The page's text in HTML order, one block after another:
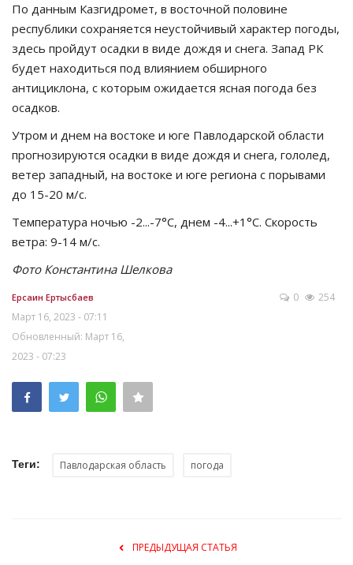
Язык
Қазақша Русский
По данным Казгидромет, в восточной половине
республики сохраняется неустойчивый характер погоды,
здесь пройдут осадки в виде дождя и снега. Запад РК
будет находиться под влиянием обширного
антициклона, с которым ожидается ясная погода без
осадков.
Утром и днем на востоке и юге Павлодарской области
прогнозируются осадки в виде дождя и снега, гололед,
ветер западный, на востоке и юге региона с порывами
до 15-20 м/с.
Температура ночью -2...-7°C, днем -4...+1°C. Скорость
ветра: 9-14 м/с.
Фото Константина Шелкова
Ерсаин Ертысбаев
Март 16, 2023 - 07:11
Обновленный: Март 16,
2023 - 07:23
0 254
Теги: Павлодарская область погода
ПРЕДЫДУЩАЯ СТАТЬЯ